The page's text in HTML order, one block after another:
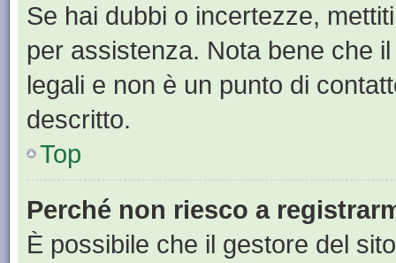
Se hai dubbi o incertezze,
per assistenza. Nota bene che
legali e non è un punto di
descritto.
Top
Perché non riesco a
È possibile che il gestore del